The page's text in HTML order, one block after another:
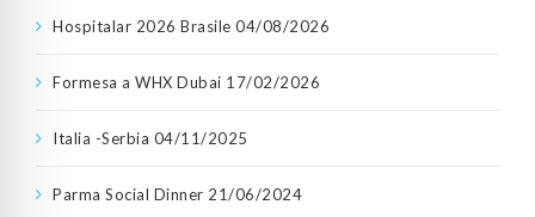
Hospitalar 2026 Brasile 04/08/2026
Formesa a WHX Dubai 17/02/2026
Italia -Serbia 04/11/2025
Parma Social Dinner 21/06/2024